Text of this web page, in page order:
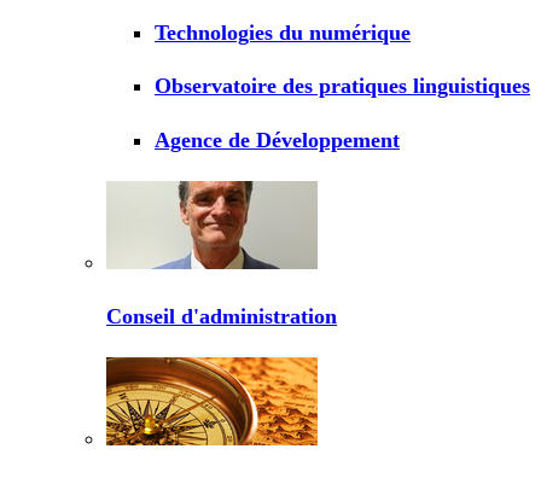
Technologies du numérique
Observatoire des pratiques linguistiques
Agence de Développement
Conseil d'administration